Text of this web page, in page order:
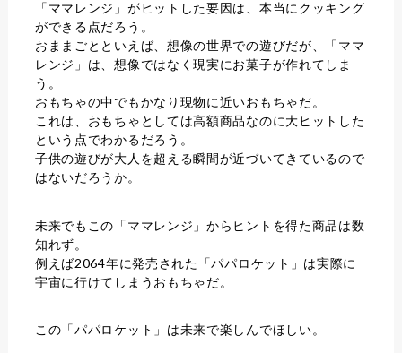
「ママレンジ」がヒットした要因は、本当にクッキング
ができる点だろう。
おままごとといえば、想像の世界での遊びだが、「ママ
レンジ」は、想像ではなく現実にお菓子が作れてしま
う。
おもちゃの中でもかなり現物に近いおもちゃだ。
これは、おもちゃとしては高額商品なのに大ヒットした
という点でわかるだろう。
子供の遊びが大人を超える瞬間が近づいてきているので
はないだろうか。
未来でもこの「ママレンジ」からヒントを得た商品は数
知れず。
例えば2064年に発売された「パパロケット」は実際に
宇宙に行けてしまうおもちゃだ。
この「パパロケット」は未来で楽しんでほしい。